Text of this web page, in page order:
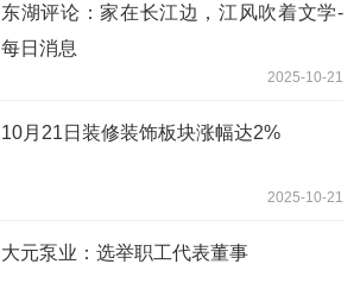
东湖评论：家在长江边，江风吹着文学-
每日消息
2025-10-21
10月21日装修装饰板块涨幅达2%
2025-10-21
大元泵业：选举职工代表董事